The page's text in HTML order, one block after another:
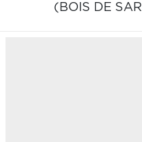
(BOIS DE